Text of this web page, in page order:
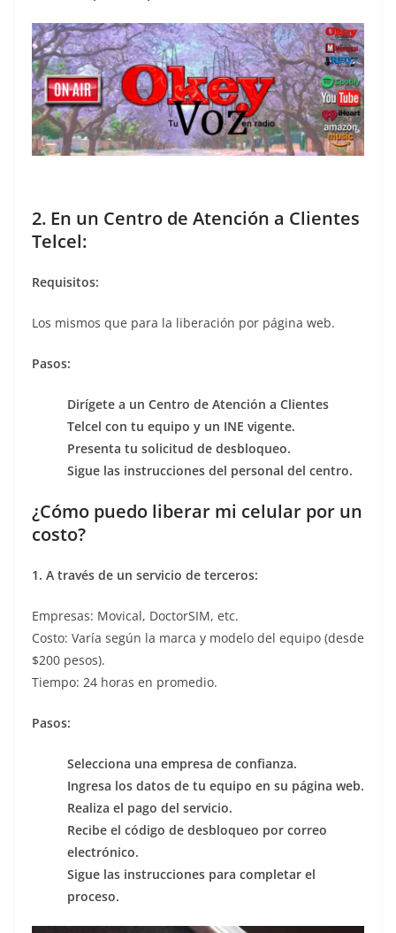
2. En un Centro de Atención a Clientes
Telcel:
Requisitos:
Los mismos que para la liberación por página web.
Pasos:
Dirígete a un Centro de Atención a Clientes
Telcel con tu equipo y un INE vigente.
Presenta tu solicitud de desbloqueo.
Sigue las instrucciones del personal del centro.
¿Cómo puedo liberar mi celular por un
costo?
1. A través de un servicio de terceros:
Empresas: Movical, DoctorSIM, etc.
Costo: Varía según la marca y modelo del equipo (desde
$200 pesos).
Tiempo: 24 horas en promedio.
Pasos:
Selecciona una empresa de confianza.
Ingresa los datos de tu equipo en su página web.
Realiza el pago del servicio.
Recibe el código de desbloqueo por correo
electrónico.
Sigue las instrucciones para completar el
proceso.